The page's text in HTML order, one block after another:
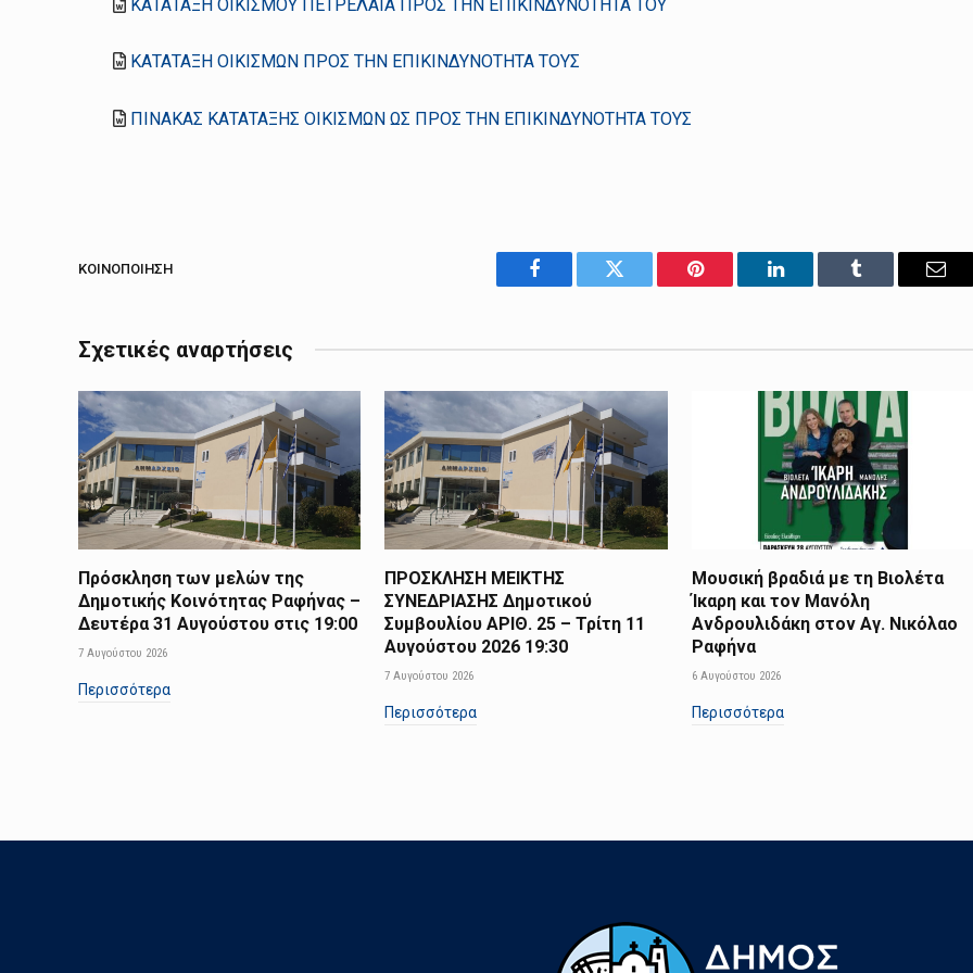
ΚΑΤΑΤΑΞΗ ΟΙΚΙΣΜΟΥ ΠΕΤΡΕΛΑΙΑ ΠΡΟΣ ΤΗΝ ΕΠΙΚΙΝΔΥΝΟΤΗΤΑ ΤΟΥ
ΚΑΤΑΤΑΞΗ ΟΙΚΙΣΜΩΝ ΠΡΟΣ ΤΗΝ ΕΠΙΚΙΝΔΥΝΟΤΗΤΑ ΤΟΥΣ
ΠΙΝΑΚΑΣ ΚΑΤΑΤΑΞΗΣ ΟΙΚΙΣΜΩΝ ΩΣ ΠΡΟΣ ΤΗΝ ΕΠΙΚΙΝΔΥΝΟΤΗΤΑ ΤΟΥΣ
ΚΟΙΝΟΠΟΊΗΣΗ
Facebook Twitter Pinterest LinkedIn Tumblr
Σχετικές αναρτήσεις
Πρόσκληση των μελών της
Δημοτικής Κοινότητας Ραφήνας –
Δευτέρα 31 Αυγούστου στις 19:00
7 Αυγούστου 2026
Περισσότερα
ΠΡΟΣΚΛΗΣΗ ΜΕΙΚΤΗΣ
ΣΥΝΕΔΡΙΑΣΗΣ Δημοτικού
Συμβουλίου ΑΡΙΘ. 25 – Τρίτη 11
Αυγούστου 2026 19:30
7 Αυγούστου 2026
Περισσότερα
Μουσική βραδιά με τη Βιολέτα
Ίκαρη και τον Μανόλη
Ανδρουλιδάκη στον Αγ. Νικόλαο
Ραφήνα
6 Αυγούστου 2026
Περισσότερα